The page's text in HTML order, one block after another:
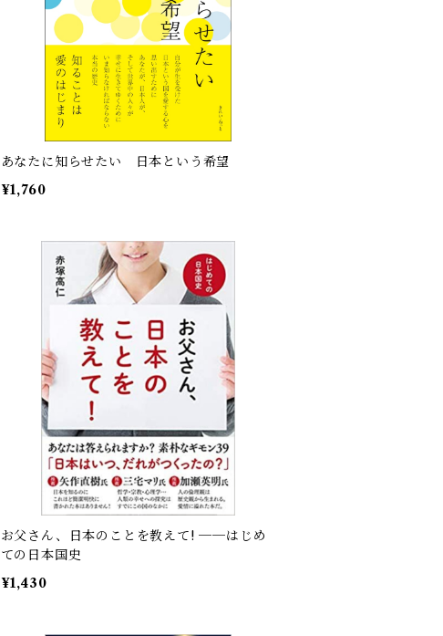
あなたに知らせたい 日本という希望
¥1,760
お父さん、日本のことを教えて! ──はじめ
ての日本国史
¥1,430